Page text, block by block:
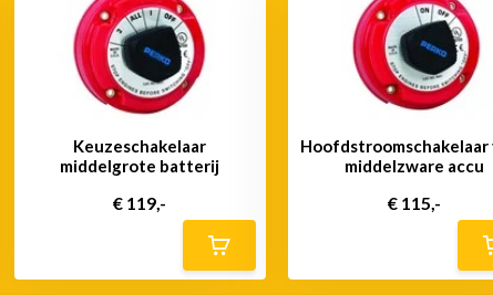
Keuzeschakelaar
middelgrote batterij
€ 119,-
Hoofdstroomschakelaar
middelzware accu
€ 115,-